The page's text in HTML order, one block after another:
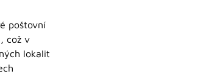
poštovní
což v
lokalit